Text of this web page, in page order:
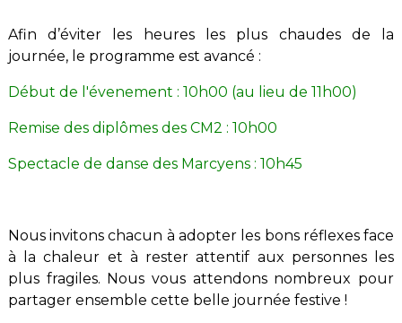
Afin d’éviter les heures les plus chaudes de la
journée, le programme est avancé :
Début de l'évenement : 10h00 (au lieu de 11h00)
Remise des diplômes des CM2 : 10h00
Spectacle de danse des Marcyens : 10h45
Nous invitons chacun à adopter les bons réflexes face
à la chaleur et à rester attentif aux personnes les
plus fragiles. Nous vous attendons nombreux pour
partager ensemble cette belle journée festive !